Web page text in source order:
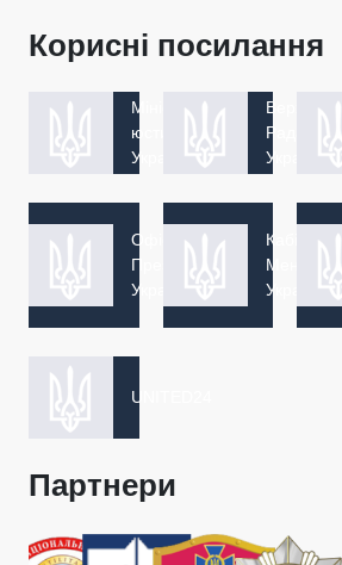
Корисні посилання
Міністерство
юстиції
України
Верховна
Рада
України
Офіс
Президент
України
Кабінет
Меністрів
України
UNITED24
Партнери